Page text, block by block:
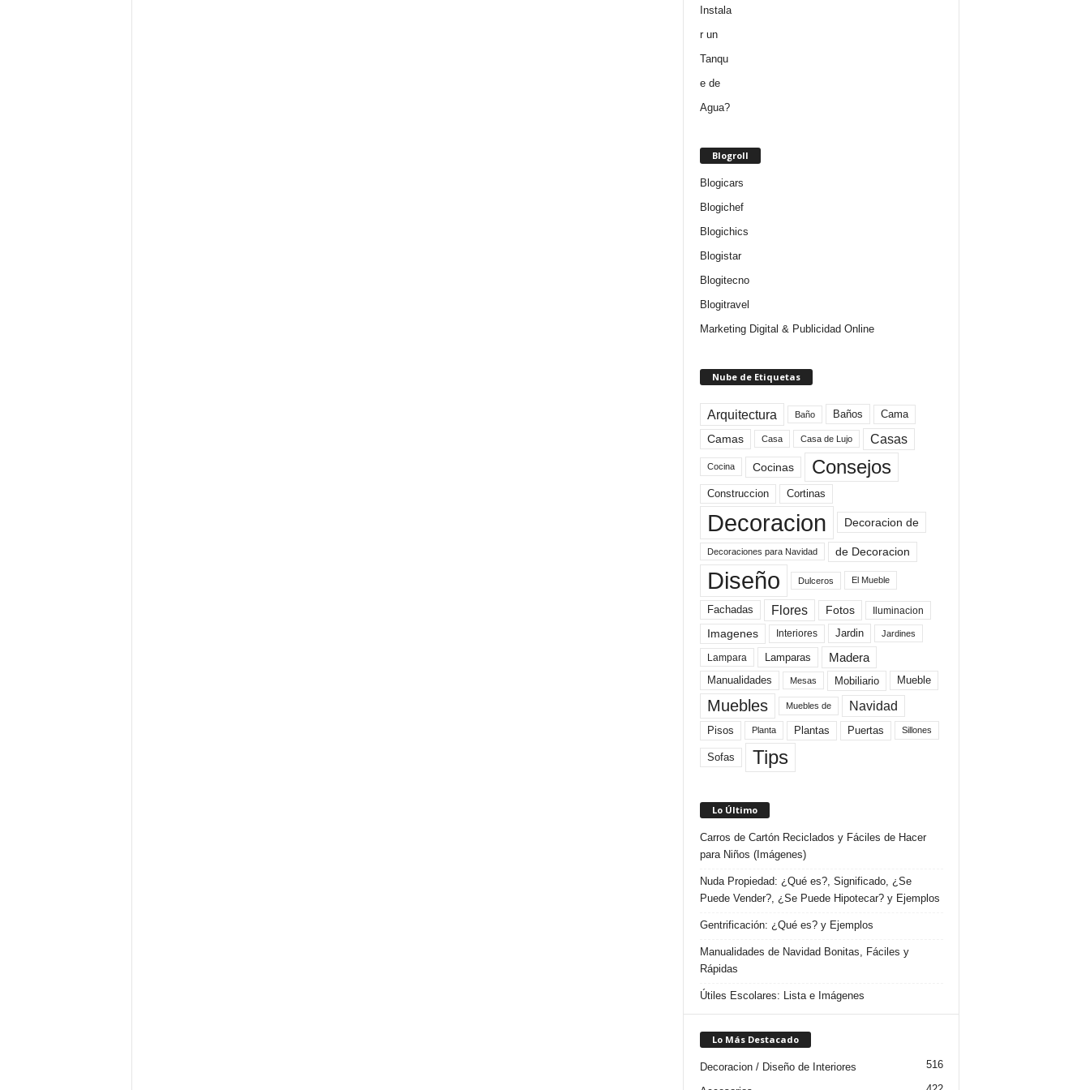
Blogroll
Blogicars
Blogichef
Blogichics
Blogistar
Blogitecno
Blogitravel
Marketing Digital & Publicidad Online
Nube de Etiquetas
Arquitectura Baño Baños Cama
Camas Casa Casa de Lujo Casas
Cocina Cocinas Consejos
Construccion Cortinas
Decoracion Decoracion de
Decoraciones para Navidad de Decoracion
Diseño Dulceros El Mueble
Fachadas Flores Fotos Iluminacion
Imagenes Interiores Jardin Jardines
Lampara Lamparas Madera
Manualidades Mesas Mobiliario Mueble
Muebles Muebles de Navidad
Pisos Planta Plantas Puertas Sillones
Sofas Tips
Lo Último
Carros de Cartón Reciclados y Fáciles de Hacer
para Niños (Imágenes)
Nuda Propiedad: ¿Qué es?, Significado, ¿Se
Puede Vender?, ¿Se Puede Hipotecar? y Ejemplos
Gentrificación: ¿Qué es? y Ejemplos
Manualidades de Navidad Bonitas, Fáciles y
Rápidas
Útiles Escolares: Lista e Imágenes
Lo Más Destacado
Decoracion / Diseño de Interiores 516